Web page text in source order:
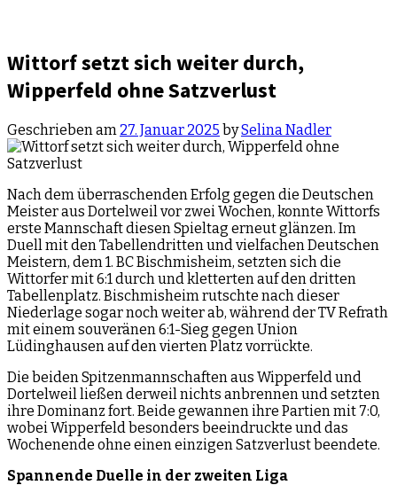
Wittorf setzt sich weiter durch,
Wipperfeld ohne Satzverlust
Geschrieben am 27. Januar 2025 bySelina Nadler
Nach dem überraschenden Erfolg gegen die Deutschen
Meister aus Dortelweil vor zwei Wochen, konnte Wittorfs
erste Mannschaft diesen Spieltag erneut glänzen. Im
Duell mit den Tabellendritten und vielfachen Deutschen
Meistern, dem 1. BC Bischmisheim, setzten sich die
Wittorfer mit 6:1 durch und kletterten auf den dritten
Tabellenplatz. Bischmisheim rutschte nach dieser
Niederlage sogar noch weiter ab, während der TV Refrath
mit einem souveränen 6:1-Sieg gegen Union
Lüdinghausen auf den vierten Platz vorrückte.
Die beiden Spitzenmannschaften aus Wipperfeld und
Dortelweil ließen derweil nichts anbrennen und setzten
ihre Dominanz fort. Beide gewannen ihre Partien mit 7:0,
wobei Wipperfeld besonders beeindruckte und das
Wochenende ohne einen einzigen Satzverlust beendete.
Spannende Duelle in der zweiten Liga